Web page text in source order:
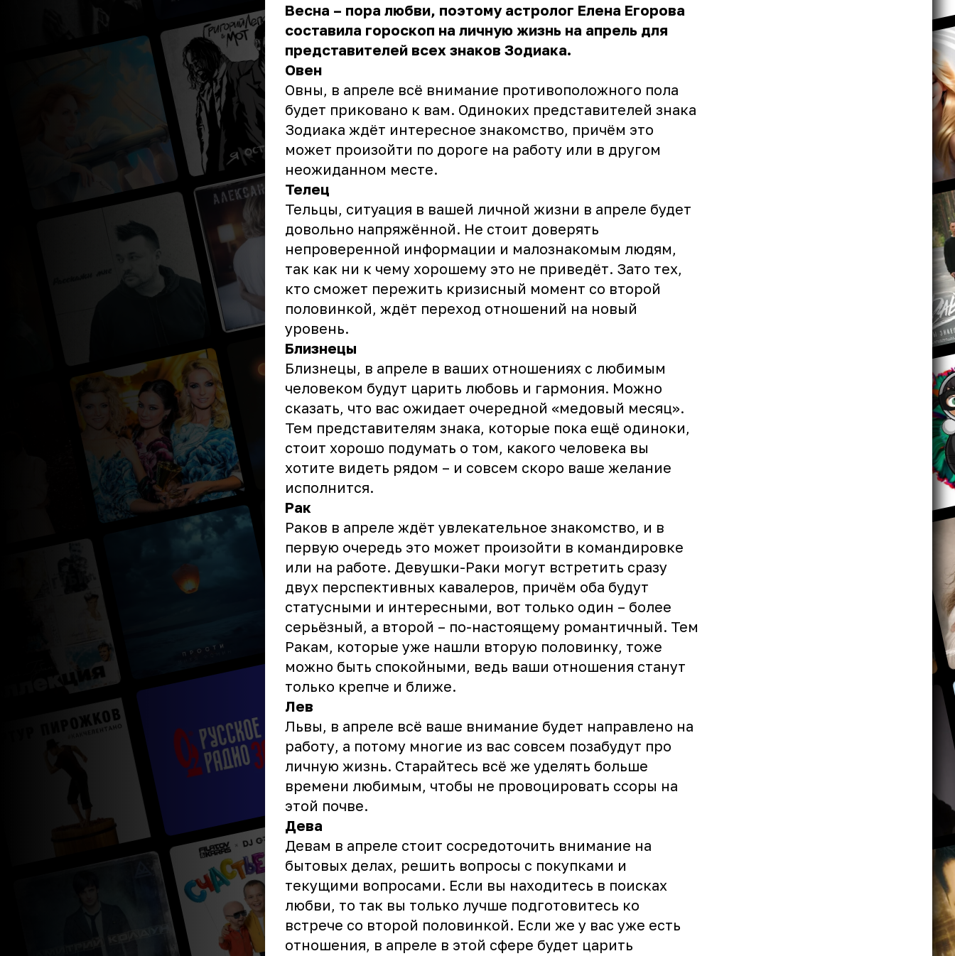
Весна – пора любви, поэтому астролог Елена Егорова
составила гороскоп на личную жизнь на апрель для
представителей всех знаков Зодиака.
Овен
Овны, в апреле всё внимание противоположного пола
будет приковано к вам. Одиноких представителей знака
Зодиака ждёт интересное знакомство, причём это
может произойти по дороге на работу или в другом
неожиданном месте.
Телец
Тельцы, ситуация в вашей личной жизни в апреле будет
довольно напряжённой. Не стоит доверять
непроверенной информации и малознакомым людям,
так как ни к чему хорошему это не приведёт. Зато тех,
кто сможет пережить кризисный момент со второй
половинкой, ждёт переход отношений на новый
уровень.
Близнецы
Близнецы, в апреле в ваших отношениях с любимым
человеком будут царить любовь и гармония. Можно
сказать, что вас ожидает очередной «медовый месяц».
Тем представителям знака, которые пока ещё одиноки,
стоит хорошо подумать о том, какого человека вы
хотите видеть рядом – и совсем скоро ваше желание
исполнится.
Рак
Раков в апреле ждёт увлекательное знакомство, и в
первую очередь это может произойти в командировке
или на работе. Девушки-Раки могут встретить сразу
двух перспективных кавалеров, причём оба будут
статусными и интересными, вот только один – более
серьёзный, а второй – по-настоящему романтичный. Тем
Ракам, которые уже нашли вторую половинку, тоже
можно быть спокойными, ведь ваши отношения станут
только крепче и ближе.
Лев
Львы, в апреле всё ваше внимание будет направлено на
работу, а потому многие из вас совсем позабудут про
личную жизнь. Старайтесь всё же уделять больше
времени любимым, чтобы не провоцировать ссоры на
этой почве.
Дева
Девам в апреле стоит сосредоточить внимание на
бытовых делах, решить вопросы с покупками и
текущими вопросами. Если вы находитесь в поисках
любви, то так вы только лучше подготовитесь ко
встрече со второй половинкой. Если же у вас уже есть
отношения, в апреле в этой сфере будет царить